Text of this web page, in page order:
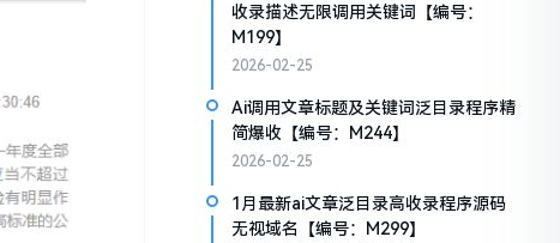
收录描述无限调用关键词【编号：
M199】
2026-02-25
Ai调用文章标题及关键词泛目录程序精
简爆收【编号：M244】
2026-02-25
1月最新ai文章泛目录高收录程序源码
无视域名【编号：M299】